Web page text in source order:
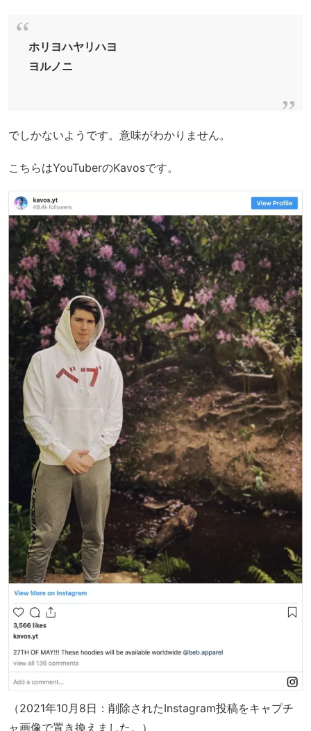
ホリヨハヤリハヨ
ヨルノニ
でしかないようです。意味がわかりません。
こちらはYouTuberのKavosです。
（2021年10月8日：削除されたInstagram投稿をキャプチ
ャ画像で置き換えました。）